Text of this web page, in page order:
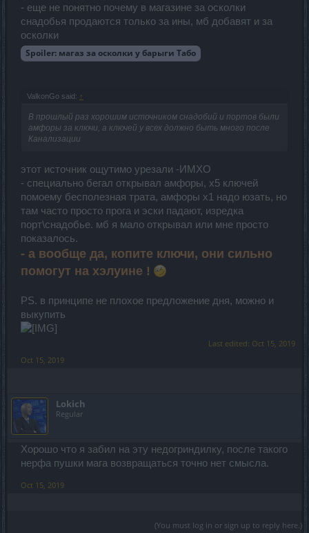
- еще не понятно почему в магазине за осколки
снадобья продаются только за ины, мб добавят и за
осколки
Spoiler: магаз за осколки у барыги Табо
ValkonGo said: ↑
В прошлый раз хорошим источником снадобий и портов были
амфоры за ключи, а ключей у всех должно быть много после
Канализации
этот источник ощутимо урезали -ИМХО
- специально бегал открывал амфоры, х5 ключей
помоему бесполезная трата, амфоры х1 надо юзать, но
там часто просто прога и эски падают, изредка
порт\снадобье. мб я мало открывал или мне просто
показалось.
- а вообще да, копите ключи, они сильно
помогут на хэлуине !
PS. в принципе не плохое предложение дня, можно и
выкупить
Last edited: Oct 15, 2019
Oct 15, 2019
Lokich
Regular
Хорошо что я забил на эту недогриндилку, после такого
нерфа пушки мага возвращаться точно нет смысла.
Oct 15, 2019
(You must log in or sign up to reply here.)